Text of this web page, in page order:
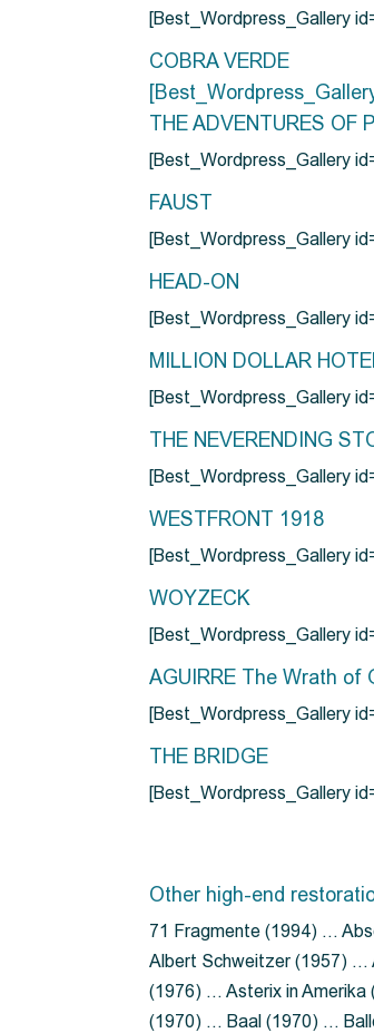
[Best_Wordpress_Gallery
COBRA VERDE
THE ADVENTURES OF
[Best_Wordpress_Gallery
FAUST
[Best_Wordpress_Gallery
HEAD-ON
[Best_Wordpress_Gallery
MILLION DOLLAR
[Best_Wordpress_Gallery
THE NEVERENDING
[Best_Wordpress_Gallery
WESTFRONT 1918
[Best_Wordpress_Gallery
WOYZECK
[Best_Wordpress_Gallery
AGUIRRE The Wrath of
[Best_Wordpress_Gallery
THE BRIDGE
[Best_Wordpress_Gallery
Other high-end
71 Fragmente (1994) …
Albert Schweitzer (1957) …
(1976) … Asterix in Amerika
(1970) … Baal (1970) …